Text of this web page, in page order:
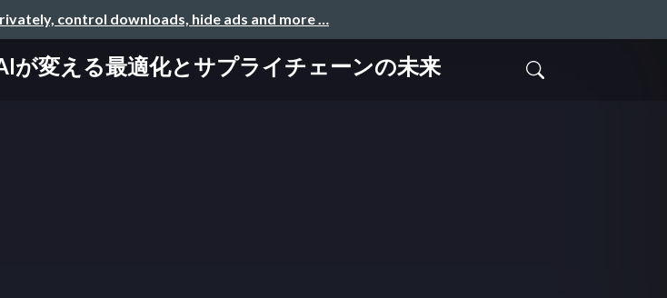
control downloads, hide ads and more …
が変える最適化とサプライチェーンの未来